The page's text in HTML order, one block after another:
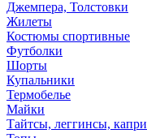
Джемпера, Толстовки
Жилеты
Костюмы спортивные
Футболки
Шорты
Купальники
Термобелье
Майки
Тайтсы, леггинсы, капри